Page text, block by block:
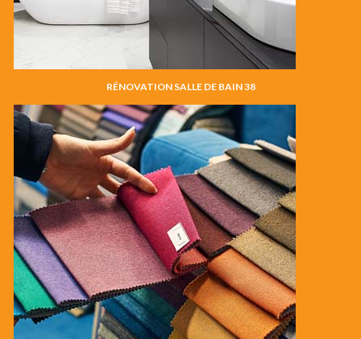
RÉNOVATION SALLE DE BAIN 38